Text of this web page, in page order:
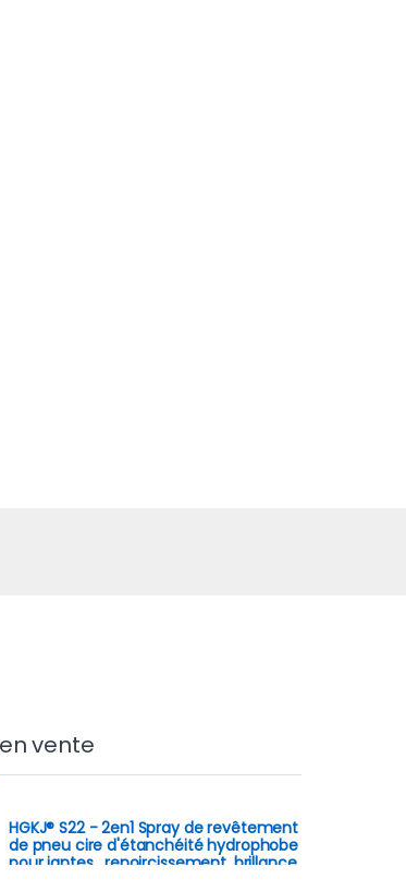
vente
HGKJ® S22 - 2en1 Spray de revêtement
de pneu cire d'étanchéité hydrophobe
pour jantes , renoircissement, brillance,